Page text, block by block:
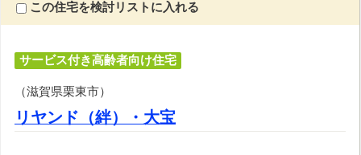
この住宅を検討リストに入れる
サービス付き高齢者向け住宅
（滋賀県栗東市）
リヤンド（絆）・大宝